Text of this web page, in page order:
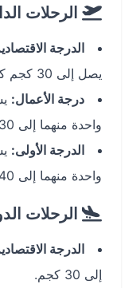
الرحلات
الدرجة الاقتصادية:
يصل إلى 30 كجم كحد أقصى.
درجة الأعمال:يسمح
واحدة منهما إلى 30 كجم.
الدرجة الأولى:يسمح
واحدة منهما إلى 40 كجم.
الرحلات الدولية:
الدرجة الاقتصادية: